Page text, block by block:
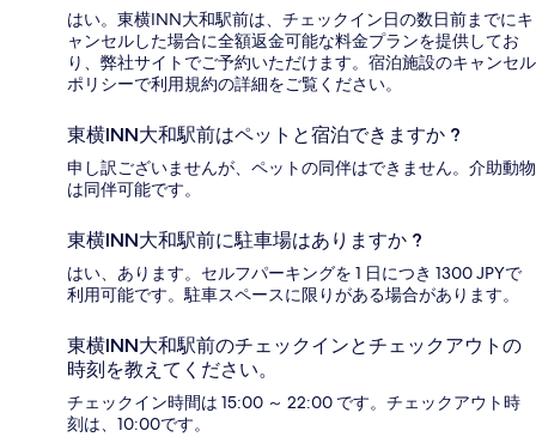
はい。東横INN大和駅前は、チェックイン日の数日前までにキ
ャンセルした場合に全額返金可能な料金プランを提供してお
り、弊社サイトでご予約いただけます。宿泊施設のキャンセル
ポリシーで利用規約の詳細をご覧ください。
東横INN大和駅前はペットと宿泊できますか ?
申し訳ございませんが、ペットの同伴はできません。介助動物
は同伴可能です。
東横INN大和駅前に駐車場はありますか ?
はい、あります。セルフパーキングを 1 日につき 1300 JPYで
利用可能です。駐車スペースに限りがある場合があります。
東横INN大和駅前のチェックインとチェックアウトの
時刻を教えてください。
チェックイン時間は 15:00 ～ 22:00 です。チェックアウト時
刻は、10:00です。